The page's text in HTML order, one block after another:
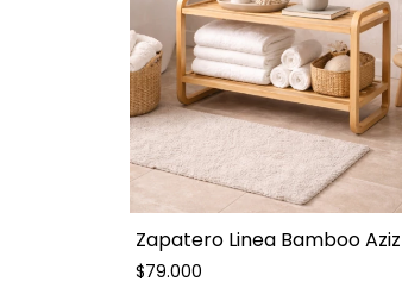
Zapatero Linea Bamboo Aziz
$79.000